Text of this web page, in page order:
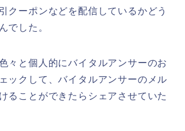
クーポンなどを配信しているかどう
でした。
々と個人的にバイタルアンサーのお
ックして、バイタルアンサーのメル
ることができたらシェアさせていた